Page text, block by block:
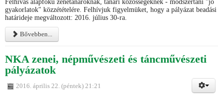
Felhívás alapfokú zenetanároknak, tanári közösségeknek - módszertani "jó
gyakorlatok" közzétételére. Felhívjuk figyelmüket, hogy a pályázat beadási
határideje megváltozott: 2016. július 30-ra.
Bővebben...
NKA zenei, népművészeti és táncművészeti
pályázatok
2016. április 22. (péntek) 21:21